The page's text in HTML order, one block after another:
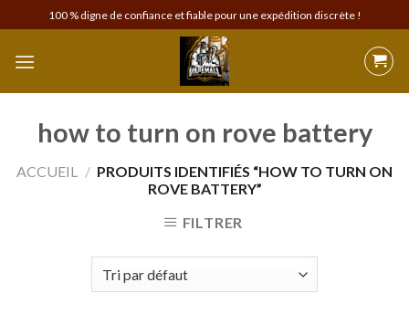
to
content
100 % digne de confiance et fiable pour une expédition discrète !
how to turn on rove battery
ACCUEIL / PRODUITS IDENTIFIÉS “HOW TO TURN ON
ROVE BATTERY”
FILTRER